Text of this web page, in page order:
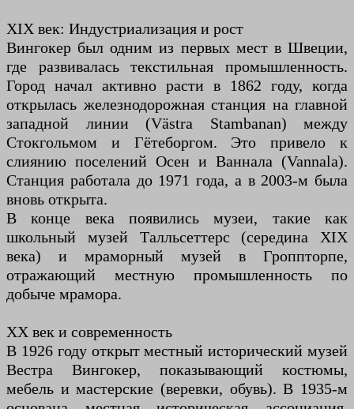
XIX век: Индустриализация и рост
Вингокер был одним из первых мест в Швеции,
где развивалась текстильная промышленность.
Город начал активно расти в 1862 году, когда
открылась железнодорожная станция на главной
западной линии (Västra Stambanan) между
Стокгольмом и Гётеборгом. Это привело к
слиянию поселений Осен и Ваннала (Vannala).
Станция работала до 1971 года, а в 2003-м была
вновь открыта.
В конце века появились музеи, такие как
школьный музей Талльсеттерс (середина XIX
века) и мраморный музей в Гроппторпе,
отражающий местную промышленность по
добыче мрамора.
XX век и современность
В 1926 году открыт местный исторический музей
Вестра Вингокер, показывающий костюмы,
мебель и мастерские (веревки, обувь). В 1935-м